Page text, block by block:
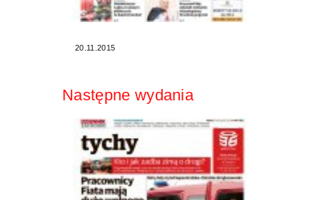
20.11.2015
Następne wydania